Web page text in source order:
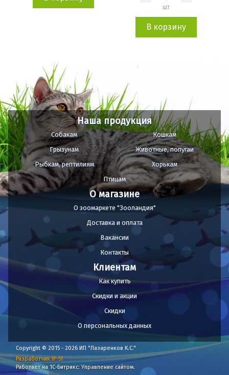
шт
В корзину
Наша продукция
Собакам
Кошкам
Грызунам
Животные, попугаи
Рыбкам, рептилиям
Хорькам
Птицам
О магазине
О зоомаркете "Зооландия"
Доставка и оплата
Вакансии
Контакты
Клиентам
Как купить
Скидки и акции
Скидки
О персональных данных
Copyright © 2015 - 2026 ИП "Лазаренков К.С."
Разработчик IP-51
Работает на 1С-Битрикс: Управление сайтом.